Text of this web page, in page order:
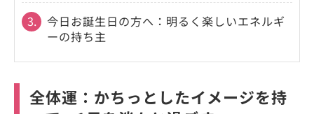
3.
今日お誕生日の方へ：明るく楽しいエネルギ
ーの持ち主
全体運：かちっとしたイメージを持